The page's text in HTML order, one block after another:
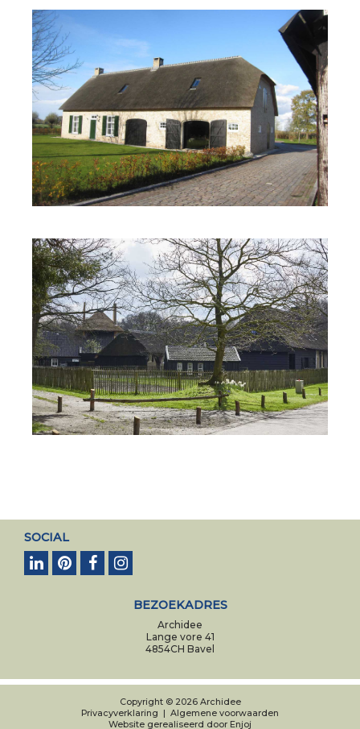
SOCIAL
BEZOEKADRES
Archidee
Lange vore 41
4854CH Bavel
Copyright © 2026 Archidee
Privacyverklaring
Algemene voorwaarden
Website gerealiseerd door Enjoj